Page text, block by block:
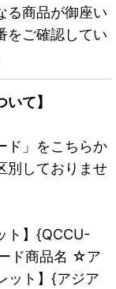
る商品が御座い
をご確認してい
て】
ド」をこちらか
別しておりませ
ト】{QCCU-
ド商品名 ☆ア
ット】{アジア